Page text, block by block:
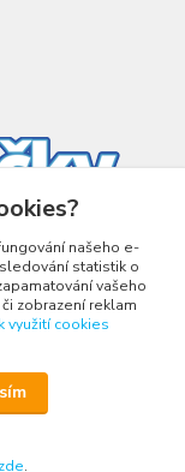
našeho e-
statistik o
vašeho
zobrazení reklam
využití cookies
zde.